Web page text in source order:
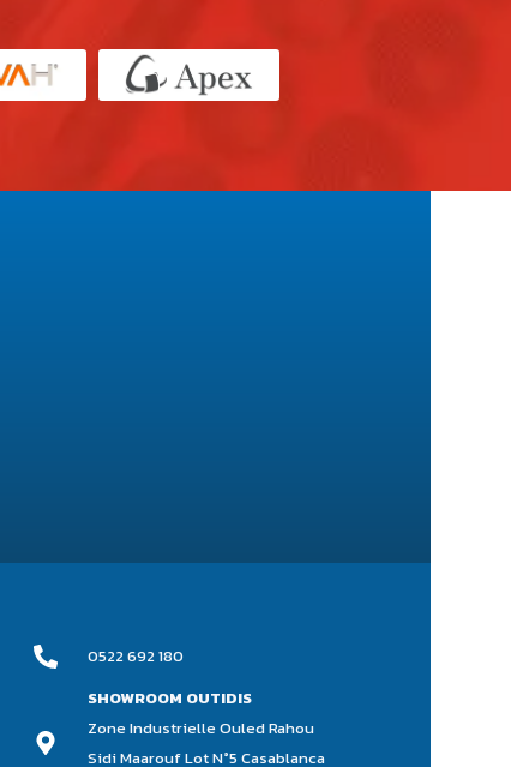
0522 692 180
SHOWROOM OUTIDIS
Zone Industrielle Ouled Rahou
Sidi Maarouf Lot N°5 Casablanca